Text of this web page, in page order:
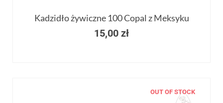
Kadzidło żywiczne 100 Copal z Meksyku
15,00 zł
OUT OF STOCK